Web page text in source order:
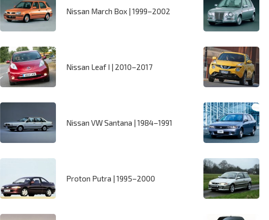
Nissan March Box | 1999–2002
Nissan Leaf I | 2010–2017
Nissan VW Santana | 1984–1991
Proton Putra | 1995–2000